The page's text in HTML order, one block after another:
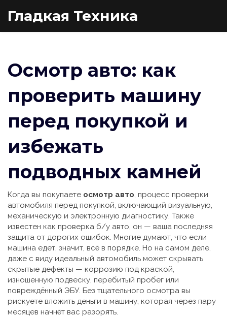
Гладкая Техника
Осмотр авто: как
проверить машину
перед покупкой и
избежать
подводных камней
Когда вы покупаете осмотр авто, процесс проверки
автомобиля перед покупкой, включающий визуальную,
механическую и электронную диагностику. Также
известен как проверка б/у авто, он — ваша последняя
защита от дорогих ошибок. Многие думают, что если
машина едет, значит, всё в порядке. Но на самом деле,
даже с виду идеальный автомобиль может скрывать
скрытые дефекты — коррозию под краской,
изношенную подвеску, перебитый пробег или
повреждённый ЭБУ. Без тщательного осмотра вы
рискуете вложить деньги в машину, которая через пару
месяцев начнёт вас разорять.